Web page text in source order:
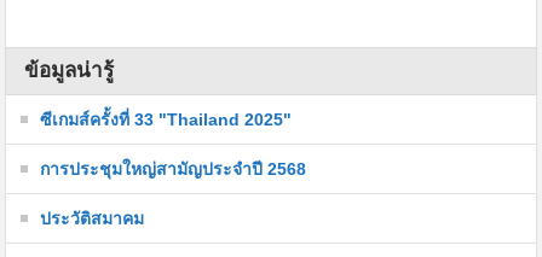
ข้อมูลน่ารู้
ซีเกมส์ครั้งที่ 33 "Thailand 2025"
การประชุมใหญ่สามัญประจำปี 2568
ประวัติสมาคม